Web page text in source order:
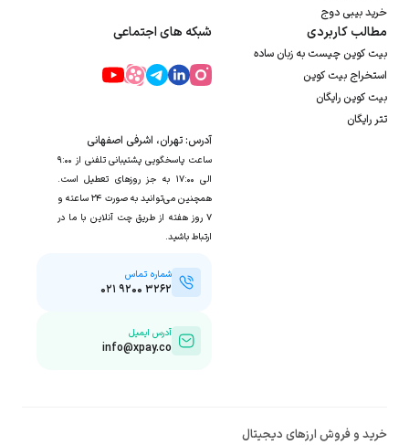
خرید بیبی دوج
مطالب کاربردی
بیت کوین چیست به زبان ساده
استخراج بیت کوین
بیت کوین رایگان
تتر رایگان
شبکه های اجتماعی
آدرس: تهران، اشرفی اصفهانی
ساعت پاسخگویی پشتیبانی تلفنی از ۹:۰۰
الی ۱۷:۰۰ به جز روزهای تعطیل است.
همچنین می‌توانید به صورت ۲۴ ساعته و
۷ روز هفته از طریق چت آنلاین با ما در
ارتباط باشید.
شماره تماس
۰۲۱ ۹۲۰۰ ۳۲۶۲
آدرس ایمیل
info@xpay.co
خرید و فروش ارزهای دیجیتال